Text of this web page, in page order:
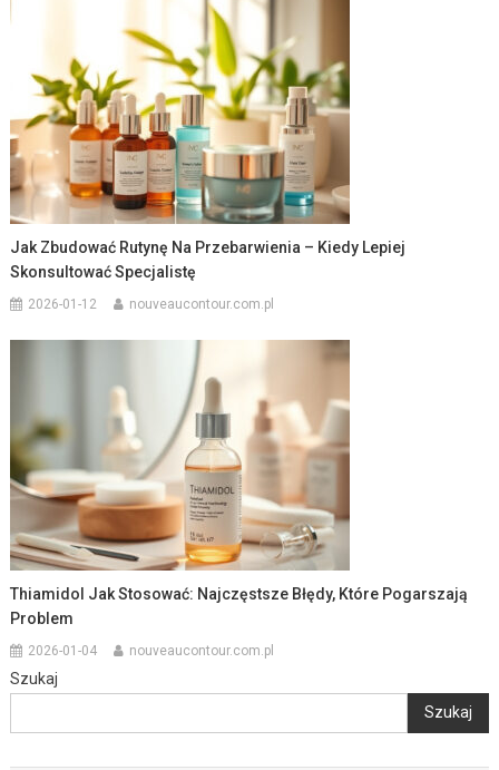
Jak Zbudować Rutynę Na Przebarwienia – Kiedy Lepiej
Skonsultować Specjalistę
2026-01-12 nouveaucontour.com.pl
Thiamidol Jak Stosować: Najczęstsze Błędy, Które Pogarszają
Problem
2026-01-04 nouveaucontour.com.pl
Szukaj
Szukaj